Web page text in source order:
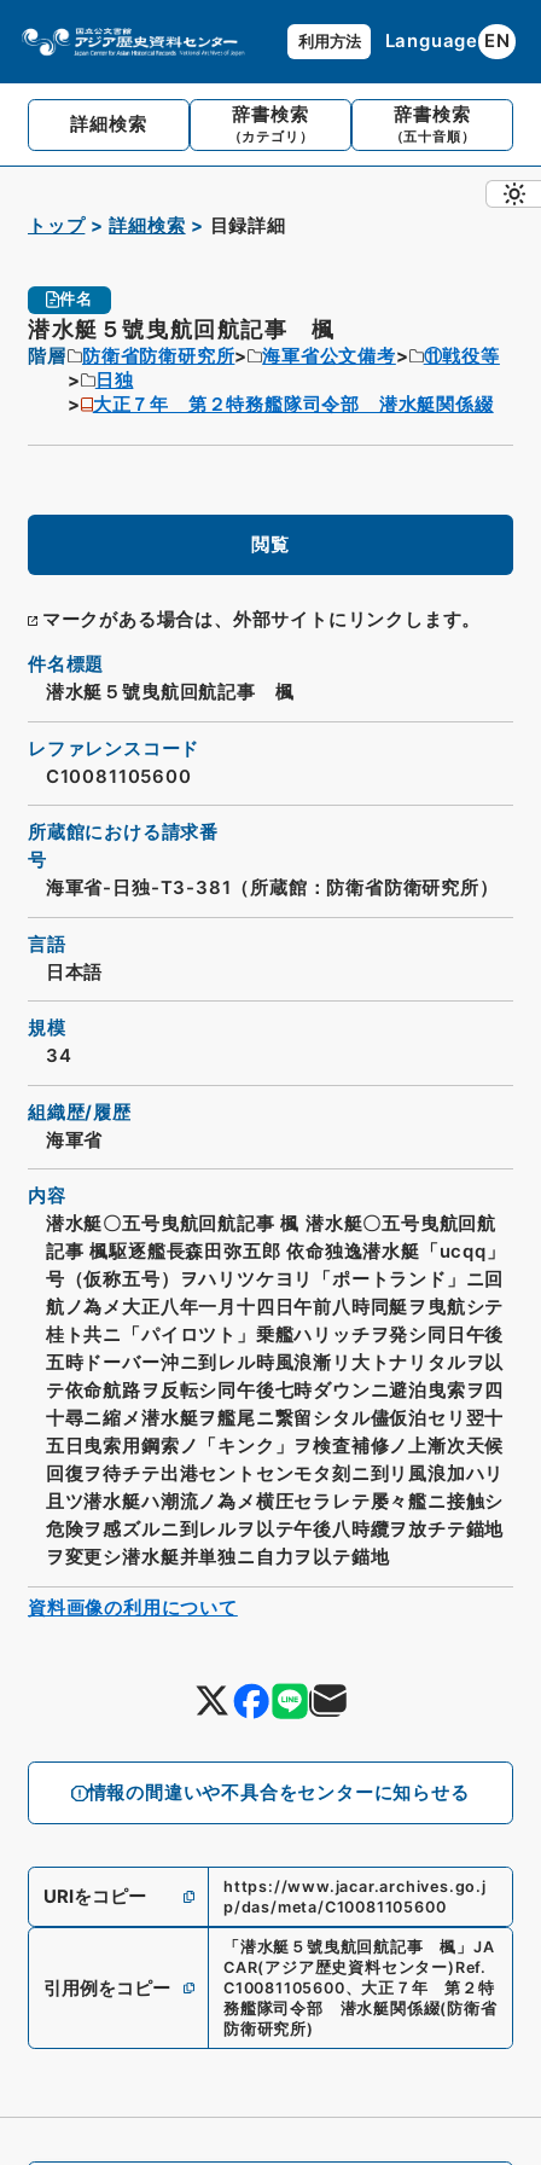
利用方法 Language EN
詳細検索 辞書検索
（カテゴリ）
辞書検索
（五十音順）
トップ 詳細検索 目録詳細
件名
潜水艇５號曳航回航記事 楓
階層 防衛省防衛研究所 海軍省公文備考
⑪戦役等
日独
大正７年 第２特務艦隊司令部 潜水艇関係綴
閲覧
マークがある場合は、外部サイトにリンクします。
情報の間違いや不具合をセンターに知らせる
件名標題
潜水艇５號曳航回航記事 楓
レファレンスコード
C10081105600
所蔵館における請求番
号
海軍省-日独-T3-381（所蔵館：防衛省防衛研究所）
言語
日本語
規模
34
組織歴/履歴
海軍省
内容
潜水艇〇五号曳航回航記事 楓 潜水艇〇五号曳航回航
記事 楓駆逐艦長森田弥五郎 依命独逸潜水艇「ucqq」
号（仮称五号）ヲハリツケヨリ「ポートランド」ニ回
航ノ為メ大正八年一月十四日午前八時同艇ヲ曳航シテ
桂ト共ニ「パイロツト」乗艦ハリッチヲ発シ同日午後
五時ドーバー沖ニ到レル時風浪漸リ大トナリタルヲ以
テ依命航路ヲ反転シ同午後七時ダウンニ避泊曳索ヲ四
十尋ニ縮メ潜水艇ヲ艦尾ニ繋留シタル儘仮泊セリ翌十
五日曳索用鋼索ノ「キンク」ヲ検査補修ノ上漸次天候
回復ヲ待チテ出港セントセンモタ刻ニ到リ風浪加ハリ
且ツ潜水艇ハ潮流ノ為メ横圧セラレテ屡々艦ニ接触シ
危険ヲ感ズルニ到レルヲ以テ午後八時纜ヲ放チテ錨地
ヲ変更シ潜水艇并単独ニ自力ヲ以テ錨地
URIをコピー
https://www.jacar.archives.go.j
p/das/meta/C10081105600
引用例をコピー
「 潜水艇５號曳航回航記事 楓 」 JA
CAR(アジア歴史資料センター) Ref.
C10081105600、大正７年 第２特
務艦隊司令部 潜水艇関係綴( 防衛省
防衛研究所)
資料画像の利用について